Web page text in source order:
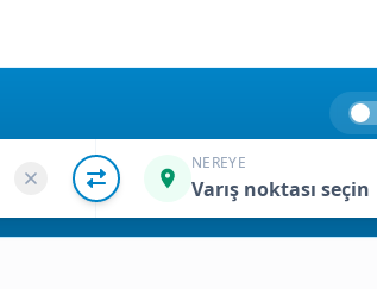
NEREYE
Varış noktası seçin